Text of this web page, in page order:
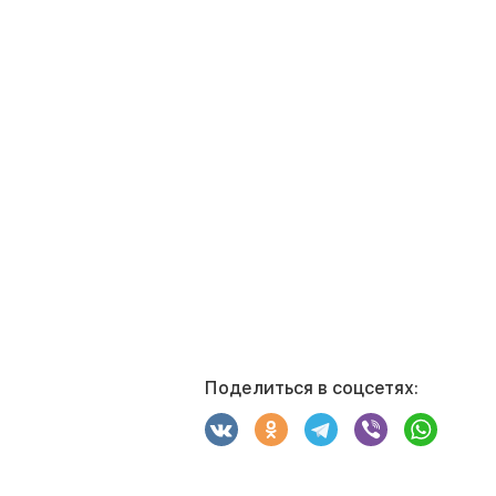
Поделиться в соцсетях: